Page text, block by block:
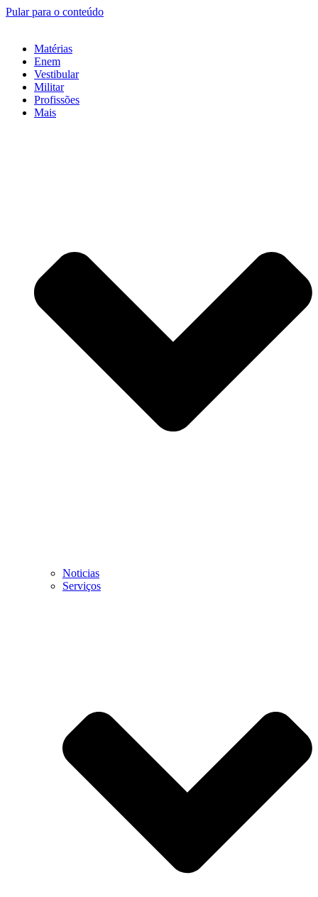
Pular para o conteúdo
Matérias
Enem
Vestibular
Militar
Profissões
Mais
Noticias
Serviços